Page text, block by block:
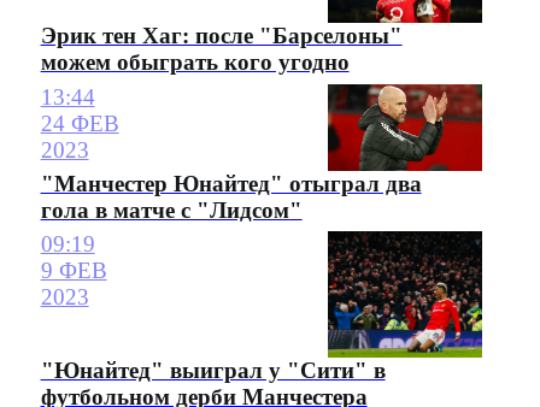
Эрик тен Хаг: после "Барселоны"
можем обыграть кого угодно
13:44
24 ФЕВ
2023
"Манчестер Юнайтед" отыграл два
гола в матче с "Лидсом"
09:19
9 ФЕВ
2023
"Юнайтед" выиграл у "Сити" в
футбольном дерби Манчестера